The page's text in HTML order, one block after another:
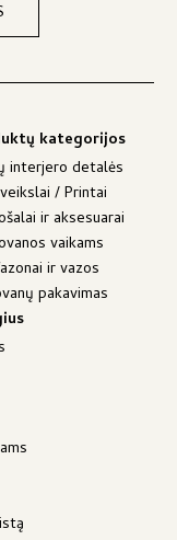
kategorijos
interjero detalės
/ Printai
ir aksesuarai
vaikams
ir vazos
pakavimas